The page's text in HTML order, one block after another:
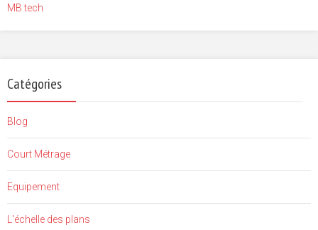
MB tech
Catégories
Blog
Court Métrage
Equipement
L'échelle des plans